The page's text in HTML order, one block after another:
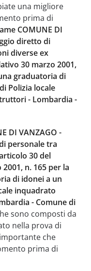
una migliore
prima di
COMUNE DI
diretto di
diverse ex
30 marzo 2001,
graduatoria di
Polizia locale
- Lombardia -
DI VANZAGO -
personale tra
30 del
n. 165 per la
di idonei a un
inquadrato
- Comune di
sono composti da
nella prova di
che
prima di